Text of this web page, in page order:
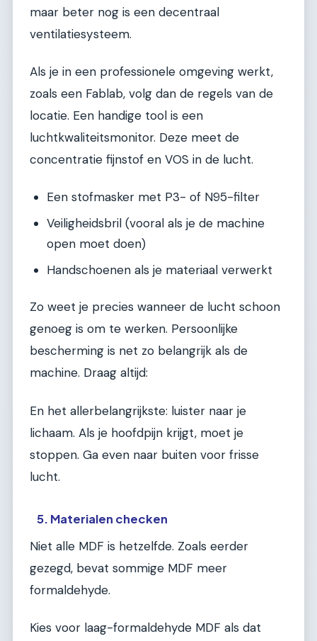
maar beter nog is een decentraal
ventilatiesysteem.
Als je in een professionele omgeving werkt,
zoals een Fablab, volg dan de regels van de
locatie. Een handige tool is een
luchtkwaliteitsmonitor. Deze meet de
concentratie fijnstof en VOS in de lucht.
Een stofmasker met P3- of N95-filter
Veiligheidsbril (vooral als je de machine
open moet doen)
Handschoenen als je materiaal verwerkt
Zo weet je precies wanneer de lucht schoon
genoeg is om te werken. Persoonlijke
bescherming is net zo belangrijk als de
machine. Draag altijd:
En het allerbelangrijkste: luister naar je
lichaam. Als je hoofdpijn krijgt, moet je
stoppen. Ga even naar buiten voor frisse
lucht.
5. Materialen checken
Niet alle MDF is hetzelfde. Zoals eerder
gezegd, bevat sommige MDF meer
formaldehyde.
Kies voor laag-formaldehyde MDF als dat